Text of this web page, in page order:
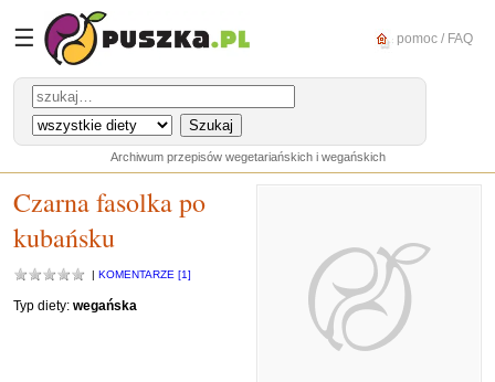
☰ pomoc / FAQ
Archiwum przepisów wegetariańskich i wegańskich
Czarna fasolka po
kubańsku
| KOMENTARZE [1]
Typ diety: wegańska